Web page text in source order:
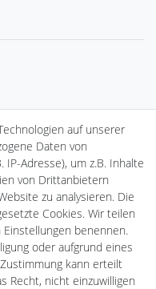
auf unserer
Daten von
Adresse), um z.B. Inhalte
von Drittanbietern
zu analysieren. Die
Cookies. Wir teilen
benennen.
oder aufgrund eines
kann erteilt
Recht, nicht einzuwilligen